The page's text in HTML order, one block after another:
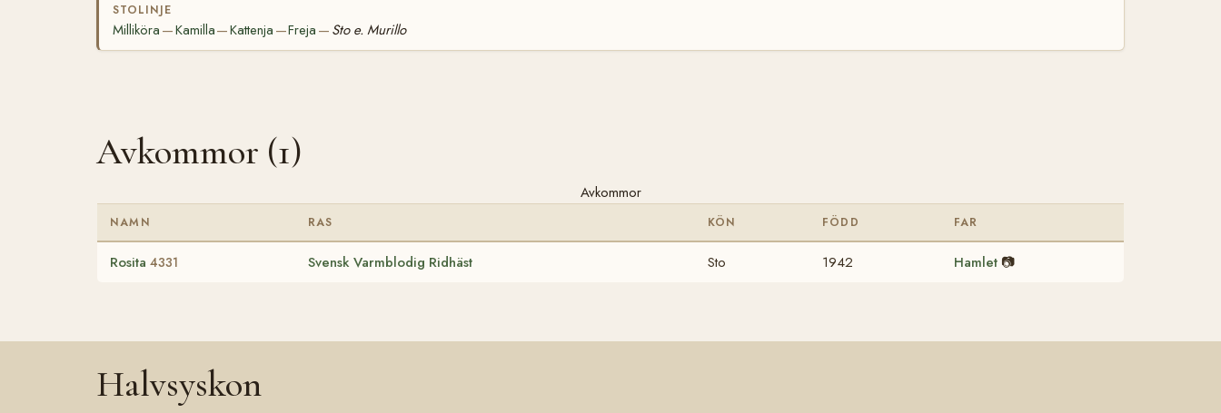
STOLINJE
Milliköra —Kamilla—Kattenja —Freja — Sto e. Murillo
Avkommor (1)
Avkommor
NAMN RAS KÖN FÖDD FAR
Rosita 4331 Svensk Varmblodig Ridhäst Sto 1942 Hamlet 📷
Halvsyskon